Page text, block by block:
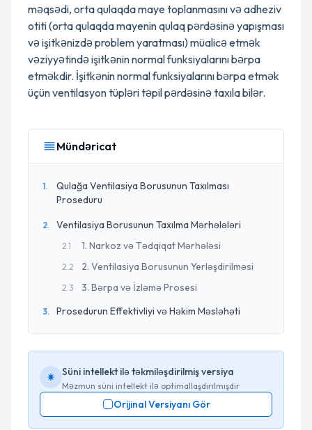
məqsədi, orta qulaqda maye toplanmasını və adheziv
otiti (orta qulaqda mayenin qulaq pərdəsinə yapışması
və işitkənizdə problem yaratması) müalicə etmək
vəziyyətində işitkənin normal funksiyalarını bərpa
etməkdir. İşitkənin normal funksiyalarını bərpa etmək
üçün ventilasyon tüpləri təpil pərdəsinə taxıla bilər.
Mündəricat
1.
Qulağa Ventilasiya Borusunun Taxılması
Proseduru
2. Ventilasiya Borusunun Taxılma Mərhələləri
2.1 1. Narkoz və Tədqiqat Mərhələsi
2.2 2. Ventilasiya Borusunun Yerləşdirilməsi
2.3 3. Bərpa və İzləmə Prosesi
3. Prosedurun Effektivliyi və Həkim Məsləhəti
Süni intellekt ilə təkmiləşdirilmiş versiya
Məzmun süni intellekt ilə optimallaşdırılmışdır
Orijinal Versiyanı Gör